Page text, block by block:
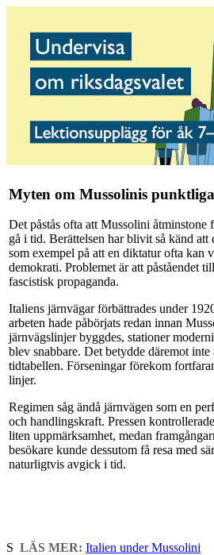
Myten om Mussolinis
Det påstås ofta att Mussolini åtminstone
gå i tid. Berättelsen har blivit så känd att
som exempel på att en diktatur ofta kan
demokrati. Problemet är att påståendet
fascistisk propaganda.
Italiens järnvägar förbättrades under
arbeten hade påbörjats redan innan
järnvägslinjer byggdes, stationer
blev snabbare. Det betydde däremot
tidtabellen. Förseningar förekom
linjer.
Regimen såg ändå järnvägen som en
och handlingskraft. Pressen
liten uppmärksamhet, medan
besökare kunde dessutom få resa med
naturligtvis avgick i tid.
S LÄS MER: Italien under Mussolini